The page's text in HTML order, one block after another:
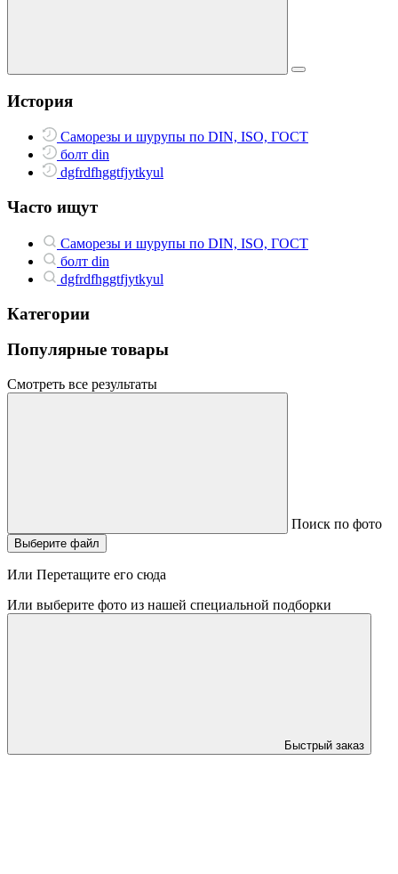
История
Саморезы и шурупы по DIN, ISO, ГОСТ
болт din
dgfrdfhggtfjytkyul
Часто ищут
Саморезы и шурупы по DIN, ISO, ГОСТ
болт din
dgfrdfhggtfjytkyul
Категории
Популярные товары
Смотреть все результаты
Поиск по фото
Выберите файл
Или Перетащите его сюда
Или выберите фото из нашей специальной подборки
Быстрый заказ